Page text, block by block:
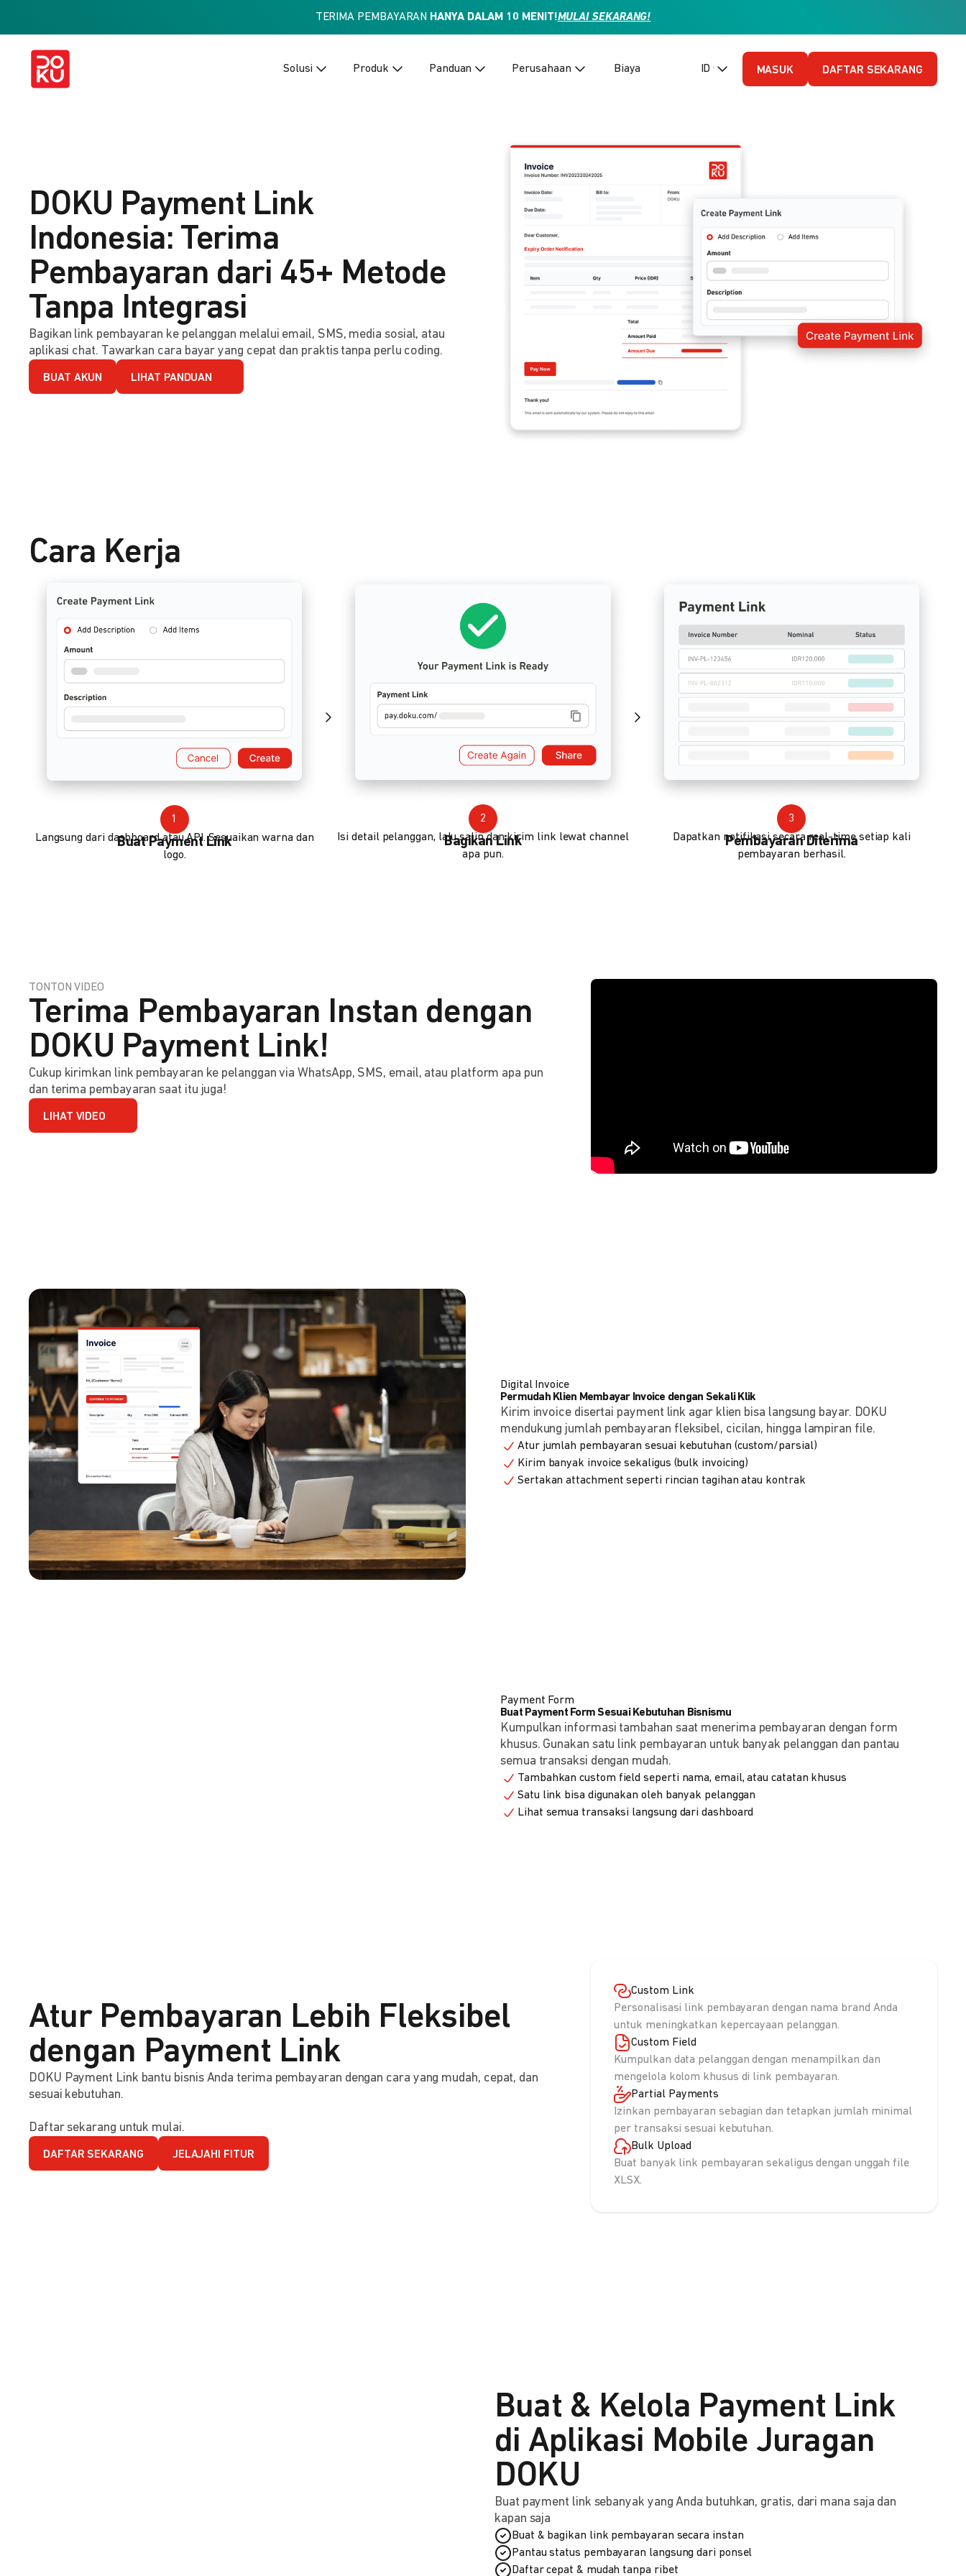
TERIMA PEMBAYARAN HANYA DALAM 10 MENIT!MULAI SEKARANG!
Solusi Produk Panduan Perusahaan Biaya ID (Bahasa Indonesia)
MASUK DAFTAR SEKARANG
DOKU Payment Link
Indonesia: Terima
Pembayaran dari 45+ Metode
Tanpa Integrasi
Bagikan link pembayaran ke pelanggan melalui email, SMS, media sosial, atau
aplikasi chat. Tawarkan cara bayar yang cepat dan praktis tanpa perlu coding.
BUAT AKUN LIHAT PANDUAN
Cara Kerja
1
Buat Payment Link
Langsung dari dashboard atau API. Sesuaikan warna dan
logo.
2
Bagikan Link
Isi detail pelanggan, lalu salin dan kirim link lewat channel
apa pun.
3
Pembayaran Diterima
Dapatkan notifikasi secara real-time setiap kali
pembayaran berhasil.
TONTON VIDEO
Terima Pembayaran Instan dengan
DOKU Payment Link!
Cukup kirimkan link pembayaran ke pelanggan via WhatsApp, SMS, email, atau platform apa pun
dan terima pembayaran saat itu juga!
LIHAT VIDEO
Digital Invoice
Permudah Klien Membayar Invoice dengan Sekali Klik
Kirim invoice disertai payment link agar klien bisa langsung bayar. DOKU
mendukung jumlah pembayaran fleksibel, cicilan, hingga lampiran file.
Atur jumlah pembayaran sesuai kebutuhan (custom/parsial)
Kirim banyak invoice sekaligus (bulk invoicing)
Sertakan attachment seperti rincian tagihan atau kontrak
Payment Form
Buat Payment Form Sesuai Kebutuhan Bisnismu
Kumpulkan informasi tambahan saat menerima pembayaran dengan form
khusus. Gunakan satu link pembayaran untuk banyak pelanggan dan pantau
semua transaksi dengan mudah.
Tambahkan custom field seperti nama, email, atau catatan khusus
Satu link bisa digunakan oleh banyak pelanggan
Lihat semua transaksi langsung dari dashboard
Atur Pembayaran Lebih Fleksibel
dengan Payment Link
DOKU Payment Link bantu bisnis Anda terima pembayaran dengan cara yang mudah, cepat, dan
sesuai kebutuhan.
Daftar sekarang untuk mulai.
DAFTAR SEKARANG JELAJAHI FITUR
Custom Link
Personalisasi link pembayaran dengan nama brand Anda
untuk meningkatkan kepercayaan pelanggan.
Custom Field
Kumpulkan data pelanggan dengan menampilkan dan
mengelola kolom khusus di link pembayaran.
Partial Payments
Izinkan pembayaran sebagian dan tetapkan jumlah minimal
per transaksi sesuai kebutuhan.
Bulk Upload
Buat banyak link pembayaran sekaligus dengan unggah file
XLSX.
Buat & Kelola Payment Link
di Aplikasi Mobile Juragan
DOKU
Buat payment link sebanyak yang Anda butuhkan, gratis, dari mana saja dan
kapan saja
Buat & bagikan link pembayaran secara instan
Pantau status pembayaran langsung dari ponsel
Daftar cepat & mudah tanpa ribet